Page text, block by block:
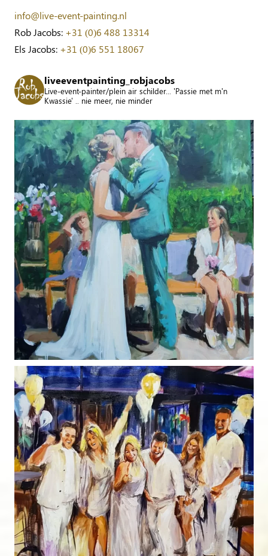
info@live-event-painting.nl
Rob Jacobs: +31 (0)6 488 13314
Els Jacobs: +31 (0)6 551 18067
liveeventpainting_robjacobs
Live-event-painter/plein air schilder... 'Passie met m'n
Kwassie' .. nie meer, nie minder